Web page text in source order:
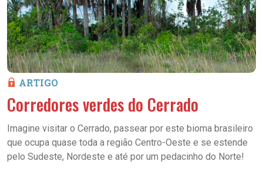
ARTIGO
Corredores verdes do Cerrado
Imagine visitar o Cerrado, passear por este bioma brasileiro
que ocupa quase toda a região Centro-Oeste e se estende
pelo Sudeste, Nordeste e até por um pedacinho do Norte!